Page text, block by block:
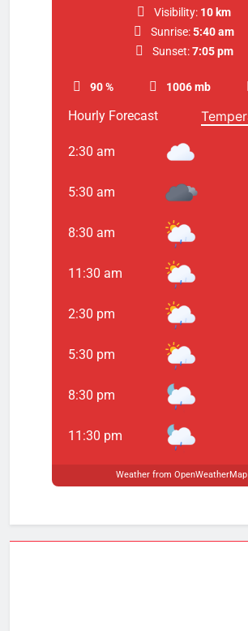
90 % 1006 mb
Visibility: 10 km
Sunrise:5:40 am
Sunset: 7:05 pm
Hourly Forecast
2:30 am
5:30 am
8:30 am
11:30 am
2:30 pm
5:30 pm
8:30 pm
11:30 pm
Weather from OpenWeatherMap